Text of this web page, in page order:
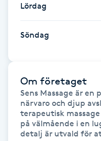
Hyperhidros
Hårborttagning
Hårbottenbehandling
Hårförlängning
Lördag
Söndag
Om företaget
Sens Massage är
närvaro och djup
terapeutisk
på välmående i en
detalj är utvald för